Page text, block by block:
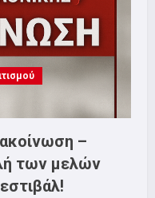
–
των μελών